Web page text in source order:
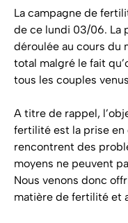
La campagne de
de ce lundi 03/06. La
déroulée au cours du
total malgré le fait
tous les couples
A titre de rappel,
fertilité est la prise en
rencontrent des
moyens ne peuvent
Nous venons donc
matière de fertilité et